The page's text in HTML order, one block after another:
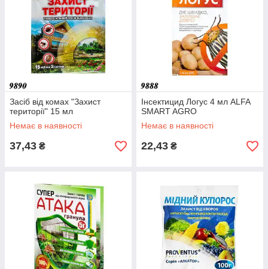
Засіб від комах "Захист
території" 15 мл
Немає в наявності
37,43 ₴
Інсектицид Логус 4 мл ALFA
SMART AGRO
Немає в наявності
22,43 ₴